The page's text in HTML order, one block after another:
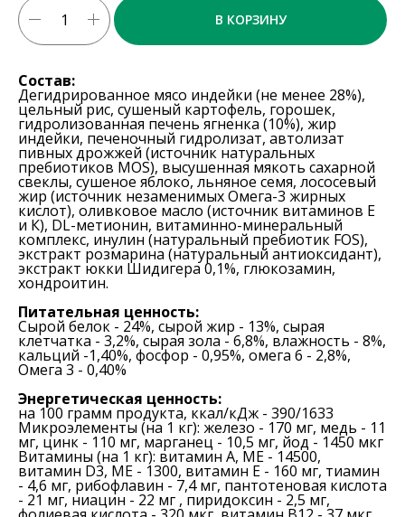
В КОРЗИНУ
Состав:
Дегидрированное мясо индейки (не менее 28%),
цельный рис, сушеный картофель, горошек,
гидролизованная печень ягненка (10%), жир
индейки, печеночный гидролизат, автолизат
пивных дрожжей (источник натуральных
пребиотиков MOS), высушенная мякоть сахарной
свеклы, сушеное яблоко, льняное семя, лососевый
жир (источник незаменимых Омега-3 жирных
кислот), оливковое масло (источник витаминов Е
и К), DL-метионин, витаминно-минеральный
комплекс, инулин (натуральный пребиотик FOS),
экстракт розмарина (натуральный антиоксидант),
экстракт юкки Шидигера 0,1%, глюкозамин,
хондроитин.
Питательная ценность:
Сырой белок - 24%, сырой жир - 13%, сырая
клетчатка - 3,2%, сырая зола - 6,8%, влажность - 8%,
кальций -1,40%, фосфор - 0,95%, омега 6 - 2,8%,
Омега 3 - 0,40%
Энергетическая ценность:
на 100 грамм продукта, ккал/кДж - 390/1633
Микроэлементы (на 1 кг): железо - 170 мг, медь - 11
мг, цинк - 110 мг, марганец - 10,5 мг, йод - 1450 мкг
Витамины (на 1 кг): витамин А, МЕ - 14500,
витамин D3, МЕ - 1300, витамин Е - 160 мг, тиамин
- 4,6 мг, рибофлавин - 7,4 мг, пантотеновая кислота
- 21 мг, ниацин - 22 мг , пиридоксин - 2,5 мг,